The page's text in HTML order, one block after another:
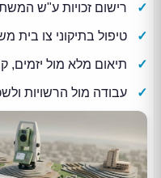
רישום זכויות ע"ש
טיפול בתיקוני צו בית
תיאום מלא מול יזמים,
עבודה מול הרשויות